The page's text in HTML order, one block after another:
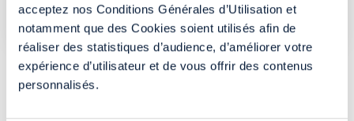
acceptez nos Conditions Générales d’Utilisation et
notamment que des Cookies soient utilisés afin de
réaliser des statistiques d’audience, d’améliorer votre
expérience d’utilisateur et de vous offrir des contenus
personnalisés.
VOUSRÉSIDEZ AU MIRAMAR LA CIGALE
SÉJOUR À PARTIR DE
272€
TTC/PERS.
RÉSERVER